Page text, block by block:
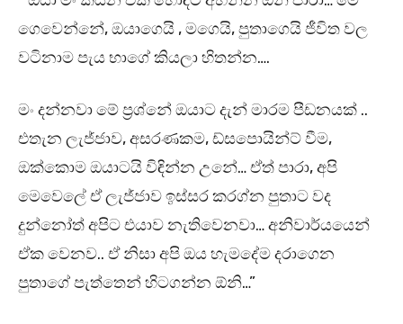
ගෙවෙන්නේ, ඔයාගෙයි , මගෙයි, පුතාගෙයි ජීවිත වල
වටිනාම පැය භාගේ කියලා හිතන්න….
මං දන්නවා මේ ප්‍රශ්නේ ඔයාට දැන් මාරම පීඩනයක් ..
එතැන ලැජ්ජාව, අසරණකම, ඩ්සපොයින්ට් වීම,
ඔක්කොම ඔයාටයි විඳින්න උනේ… ඒත් පාරා, අපි
මෙවෙලේ ඒ ලැජ්ජාව ඉස්සර කරග්න පුතාට වද
දුන්නෝත් අපිට එයාව නැතිවෙනවා… අනිවාර්යයෙන්
ඒක වෙනව.. ඒ නිසා අපි ඔය හැමදේම දරාගෙන
පුතාගේ පැත්තෙන් හිටගන්න ඕනි…”